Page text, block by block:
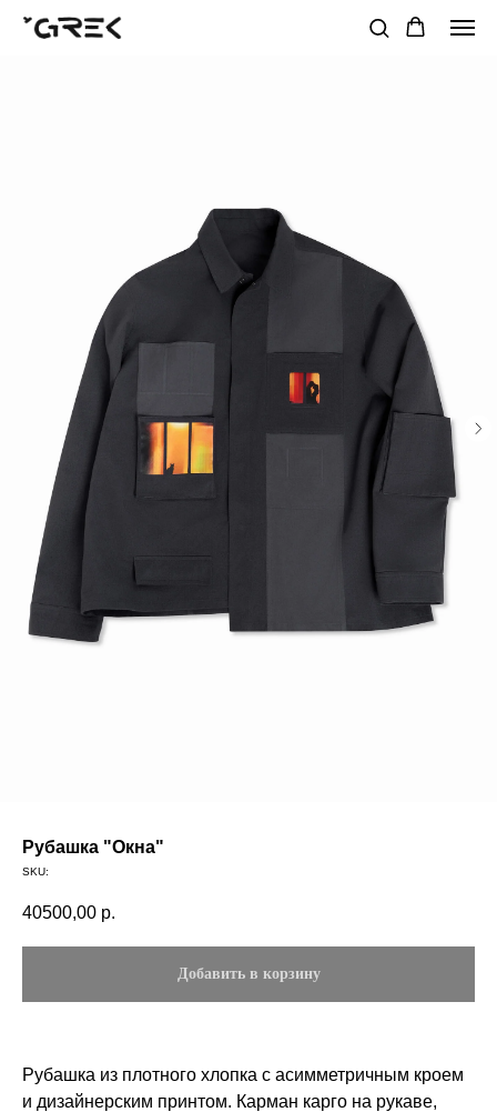
Рубашка "Окна"
SKU:
40500,00 р.
Добавить в корзину
Рубашка из плотного хлопка с асимметричным кроем
и дизайнерским принтом. Карман карго на рукаве,